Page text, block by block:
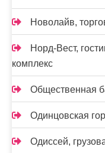
Новолайв,
Норд-Вест,
комплекс
Общественная
Одинцовская
Одиссей,